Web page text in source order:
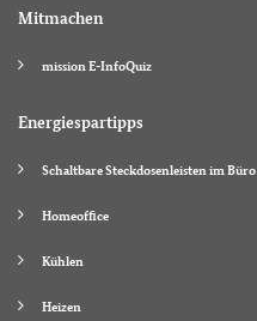
Mitmachen
mission E-InfoQuiz
Energiespartipps
Schaltbare Steckdosenleisten im Büro
Homeoffice
Kühlen
Heizen